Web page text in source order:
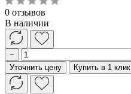
0 отзывов
В наличии
−
Уточнить цену
Купить в 1 клик